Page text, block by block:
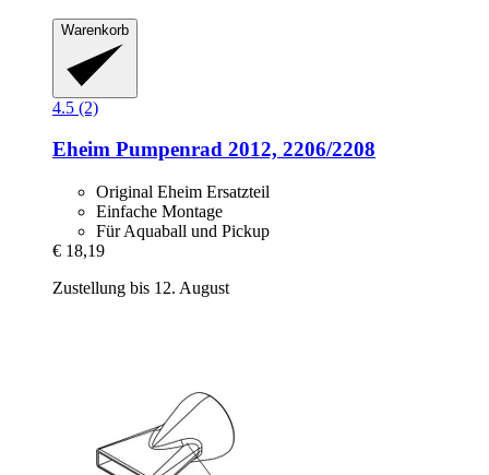
Warenkorb
4.5 (2)
Eheim Pumpenrad 2012, 2206/2208
Original Eheim Ersatzteil
Einfache Montage
Für Aquaball und Pickup
€ 18,19
Zustellung bis 12. August